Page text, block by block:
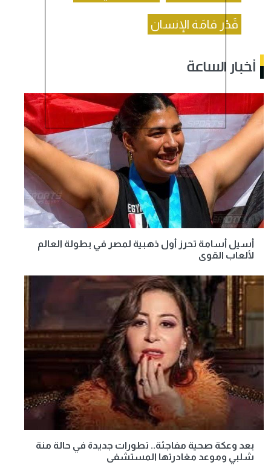
قَدْر قامَة الإنسان
أخبار الساعة
أسيل أسامة تحرز أول ذهبية لمصر في بطولة العالم
لألعاب القوى
بعد وعكة صحية مفاجئة.. تطورات جديدة في حالة منة
شلبي وموعد مغادرتها المستشفى